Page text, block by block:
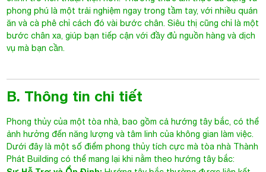
phong phú là một trải nghiệm ngay trong tầm tay, với nhiều quán
ăn và cà phê chỉ cách đó vài bước chân. Siêu thị cũng chỉ là một
bước chân xa, giúp bạn tiếp cận với đầy đủ nguồn hàng và dịch
vụ mà bạn cần.
B. Thông tin chi tiết
Phong thủy của một tòa nhà, bao gồm cả hướng tây bắc, có thể
ảnh hưởng đến năng lượng và tâm linh của không gian làm việc.
Dưới đây là một số điểm phong thủy tích cực mà tòa nhà Thành
Phát Building có thể mang lại khi nằm theo hướng tây bắc: